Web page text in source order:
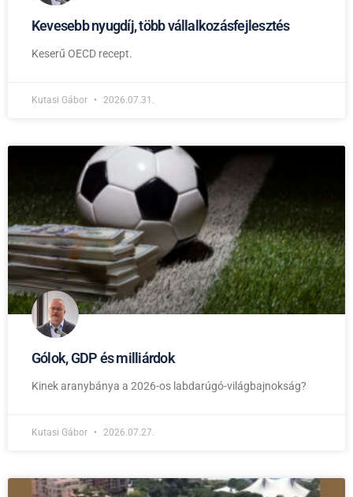
Kevesebb nyugdíj, több vállalkozásfejlesztés
Keserű OECD recept.
Kutasi Gábor 2026.07.31.
Gólok, GDP és milliárdok
Kinek aranybánya a 2026-os labdarúgó-világbajnokság?
Kutasi Gábor 2026.07.27.